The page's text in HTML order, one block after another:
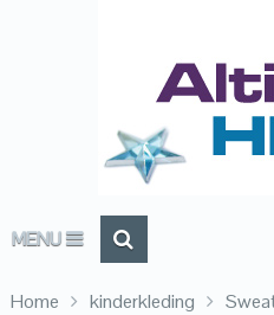
MENU
Home kinderkleding